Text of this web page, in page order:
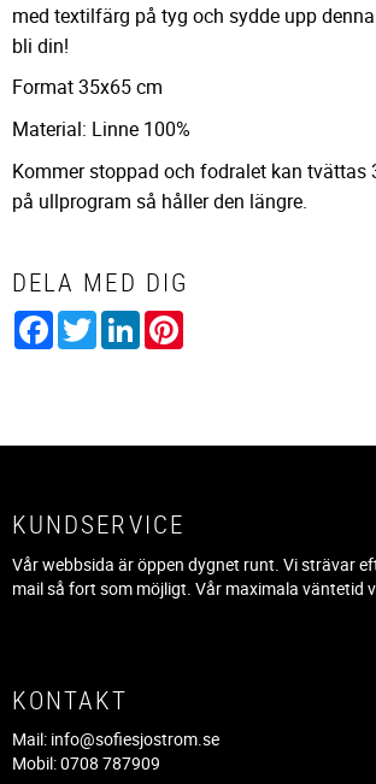
med textilfärg på tyg och sydde upp
bli din!
Format 35x65 cm
Material: Linne 100%
Kommer stoppad och fodralet kan tvättas
på ullprogram så håller den längre.
DELA MED DIG
Facebook
TwitterLinkedIn
KUNDSERVICE
Vår webbsida är öppen dygnet runt. Vi strävar
mail så fort som möjligt. Vår maximala väntetid
KONTAKT
Mail: info@sofiesjostrom.se
Mobil: 0708 787909